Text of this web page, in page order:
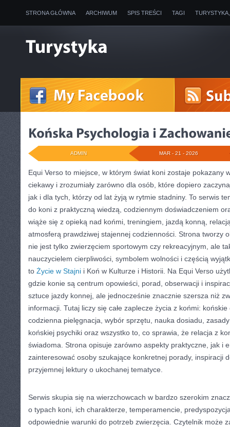
STRONA GŁÓWNA ARCHIWUM SPIS TREŚCI TAGI
MAR - 21 - 2026
ADMIN
Equi Verso to miejsce, w którym świat koni zostaje pokazany
ciekawy i zrozumiały zarówno dla osób, które dopiero
jak i dla tych, którzy od lat żyją w rytmie stadniny. To serwis
do koni z praktyczną wiedzą, codziennym doświadczeniem
wiąże się z opieką nad końmi, treningiem, jazdą konną,
atmosferą prawdziwej stajennej codzienności. Strona tworzy
nie jest tylko zwierzęciem sportowym czy rekreacyjnym, ale
nauczycielem cierpliwości, symbolem wolności i częścią
to Życie w Stajni i Koń w Kulturze i Historii. Na Equi Verso
gdzie konie są centrum opowieści, porad, obserwacji i
sztuce jazdy konnej, ale jednocześnie znacznie szersza niż
informacji. Tutaj liczy się całe zaplecze życia z końmi:
codzienna pielęgnacja, wybór sprzętu, nauka dosiadu,
końskiej psychiki oraz wszystko to, co sprawia, że relacja z
świadoma. Strona opisuje zarówno aspekty praktyczne, jak i
zainteresować osoby szukające konkretnej porady, inspiracji
przyjemnej lektury o ukochanej tematyce.
Serwis skupia się na wierzchowcach w bardzo szerokim
o typach koni, ich charakterze, temperamencie,
odpowiednie warunki do potrzeb zwierzęcia. Czytelnik może